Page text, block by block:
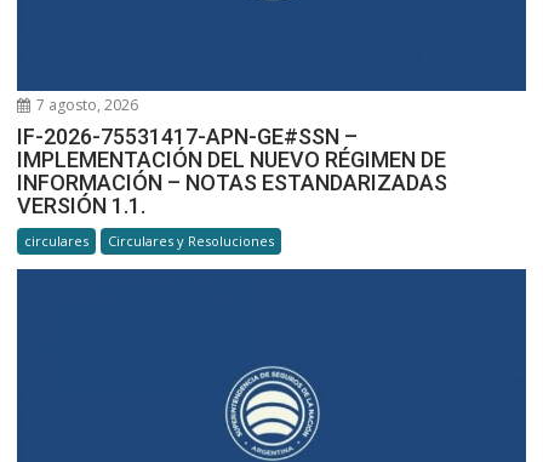
7 agosto, 2026
IF-2026-75531417-APN-GE#SSN –
IMPLEMENTACIÓN DEL NUEVO RÉGIMEN DE
INFORMACIÓN – NOTAS ESTANDARIZADAS
VERSIÓN 1.1.
circulares Circulares y Resoluciones